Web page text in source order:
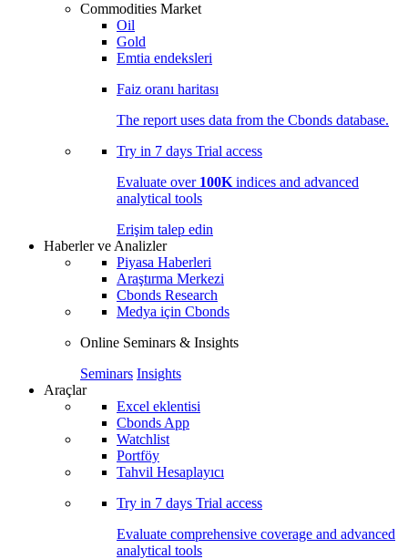
Commodities Market
Oil
Gold
Emtia endeksleri
Faiz oranı haritası
The report uses data from the Cbonds database.
Try in 7 days Trial access
Evaluate over 100K indices and advanced
analytical tools
Erişim talep edin
Haberler ve Analizler
Piyasa Haberleri
Araştırma Merkezi
Cbonds Research
Medya için Cbonds
Online Seminars & Insights
Seminars Insights
Araçlar
Excel eklentisi
Cbonds App
Watchlist
Portföy
Tahvil Hesaplayıcı
Try in 7 days Trial access
Evaluate comprehensive coverage and advanced
analytical tools